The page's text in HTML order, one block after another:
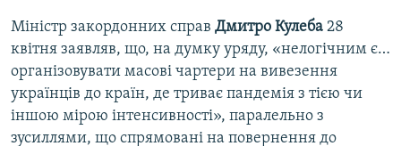
Міністр закордонних справ Дмитро Кулеба 28
квітня заявляв, що, на думку уряду, «нелогічним є…
організовувати масові чартери на вивезення
українців до країн, де триває пандемія з тією чи
іншою мірою інтенсивності», паралельно з
зусиллями, що спрямовані на повернення до